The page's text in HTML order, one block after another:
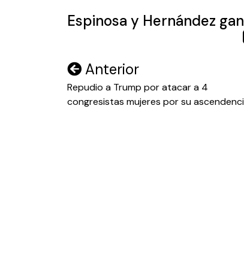
Espinosa y Hernández
Navegación
de
entradas
Anterior
Repudio a Trump por atacar a 4
congresistas mujeres por su